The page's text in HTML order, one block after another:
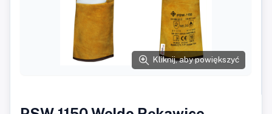
Kliknij, aby powiększyć